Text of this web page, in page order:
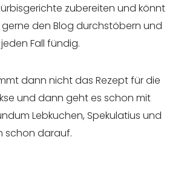
zubereiten und könnt
den Blog durchstöbern und
Fall fündig.
dann nicht das Rezept für die
und dann geht es schon mit
Lebkuchen, Spekulatius und
schon darauf.